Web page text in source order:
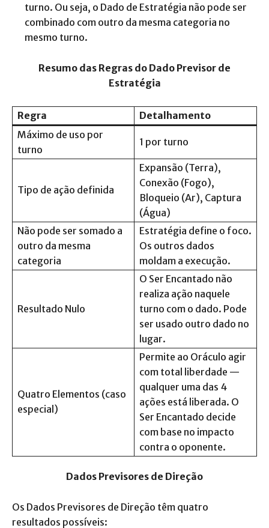
turno. Ou seja, o Dado de Estratégia não pode ser
combinado com outro da mesma categoria no
mesmo turno.
Resumo das Regras do Dado Previsor de
Estratégia
Regra
Detalhamento
Máximo de uso por
turno
1 por turno
Tipo de ação definida
Expansão (Terra),
Conexão (Fogo),
Bloqueio (Ar), Captura
(Água)
Não pode ser somado a
outro da mesma
categoria
Estratégia define o foco.
Os outros dados
moldam a execução.
Resultado Nulo
O Ser Encantado não
realiza ação naquele
turno com o dado. Pode
ser usado outro dado no
lugar.
Quatro Elementos (caso
especial)
Permite ao Oráculo agir
com total liberdade —
qualquer uma das 4
ações está liberada. O
Ser Encantado decide
com base no impacto
contra o oponente.
Dados Previsores de Direção
Os Dados Previsores de Direção têm quatro
resultados possíveis: